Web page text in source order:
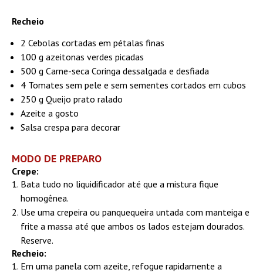
Recheio
2 Cebolas cortadas em pétalas finas
100 g azeitonas verdes picadas
500 g Carne-seca Coringa dessalgada e desfiada
4 Tomates sem pele e sem sementes cortados em cubos
250 g Queijo prato ralado
Azeite a gosto
Salsa crespa para decorar
MODO DE PREPARO
Crepe:
Bata tudo no liquidificador até que a mistura fique
homogênea.
Use uma crepeira ou panquequeira untada com manteiga e
frite a massa até que ambos os lados estejam dourados.
Reserve.
Recheio:
Em uma panela com azeite, refogue rapidamente a